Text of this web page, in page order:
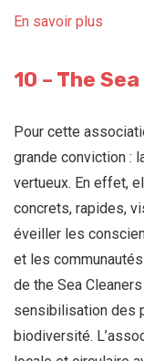
En savoir plus
10 – The
Pour cette
grande conviction :
vertueux. En effet,
concrets, rapides,
éveiller les
et les
de the Sea
sensibilisation des
biodiversité.